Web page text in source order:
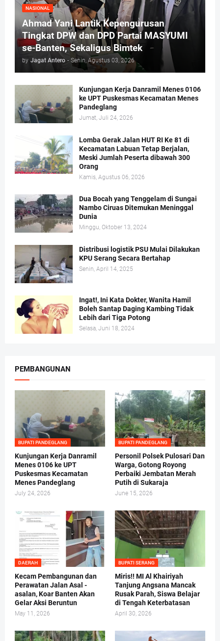
NASIONAL
Ahmad Yani Lantik Kepengurusan
Tingkat DPW dan DPD Partai MASYUMI
se-Banten, Sekaligus Bimtek
by Jagat Antero - Senin, Agustus 03, 2026
Kunjungan Kerja Danramil Menes 0106
ke UPT Puskesmas Kecamatan Menes
Pandeglang
Jumat, Juli 24, 2026
Lomba Gerak Jalan HUT RI Ke 81 di
Kecamatan Labuan Tetap Berjalan,
Meski Jumlah Peserta dibawah 300
Orang
Kamis, Agustus 06, 2026
Dua Bocah yang Tenggelam di Sungai
Nambo Ciruas Ditemukan Meninggal
Dunia
Minggu, Oktober 13, 2024
Distribusi logistik PSU Mulai Dilakukan
KPU Serang Secara Bertahap
Senin, April 14, 2025
Ingat!, Ini Kata Dokter, Wanita Hamil
Boleh Santap Daging Kambing Tidak
Lebih dari Tiga Potong
Selasa, Juni 18, 2024
PEMBANGUNAN
BUPATI PANDEGLANG
Kunjungan Kerja Danramil
Menes 0106 ke UPT
Puskesmas Kecamatan
Menes Pandeglang
July 24, 2026
BUPATI PANDEGLANG
Personil Polsek Pulosari Dan
Warga, Gotong Royong
Perbaiki Jembatan Merah
Putih di Sukaraja
June 15, 2026
DAERAH
Kecam Pembangunan dan
Perawatan Jalan Asal -
asalan, Koar Banten Akan
Gelar Aksi Beruntun
May 11, 2026
BUPATI SERANG
Miris!! MI Al Khairiyah
Tanjung Angsana Mancak
Rusak Parah, Siswa Belajar
di Tengah Keterbatasan
April 30, 2026